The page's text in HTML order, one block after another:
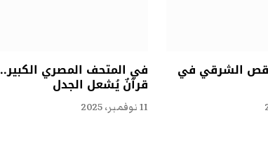
الشرقي في في المتحف المصري الكبير..
قرآنٌ يُشعل الجدل
11 نوفمبر، 2025